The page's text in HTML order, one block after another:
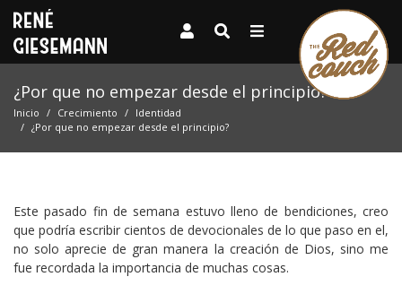
¿Por que no empezar desde el principio?
Inicio Crecimiento
Identidad
¿Por que no empezar desde el principio?
Este pasado fin de semana estuvo lleno de bendiciones, creo
que podría escribir cientos de devocionales de lo que paso en el,
no solo aprecie de gran manera la creación de Dios, sino me
fue recordada la importancia de muchas cosas.